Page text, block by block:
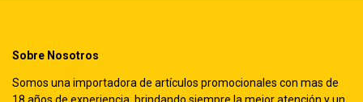
Sobre Nosotros
Somos una importadora de artículos promocionales con mas de